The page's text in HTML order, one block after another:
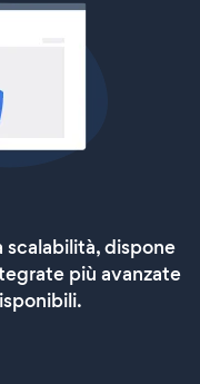
dispone
più avanzate